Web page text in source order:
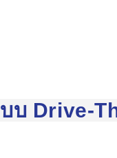
บ Drive-